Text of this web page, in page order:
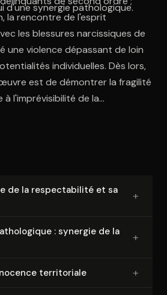
d'une synergie pathologique.
la rencontre de l'esprit
les blessures narcissiques de
une violence dépassant de loin
individuelles. Dès lors,
est de démontrer la fragilité
l'imprévisibilité de la
révélant comment les structures
Cette analyse
mesure de cette rupture.
de la res­pec­ta­bi­li­té et sa
+
: synergie de la
+
ter­ri­to­riale +